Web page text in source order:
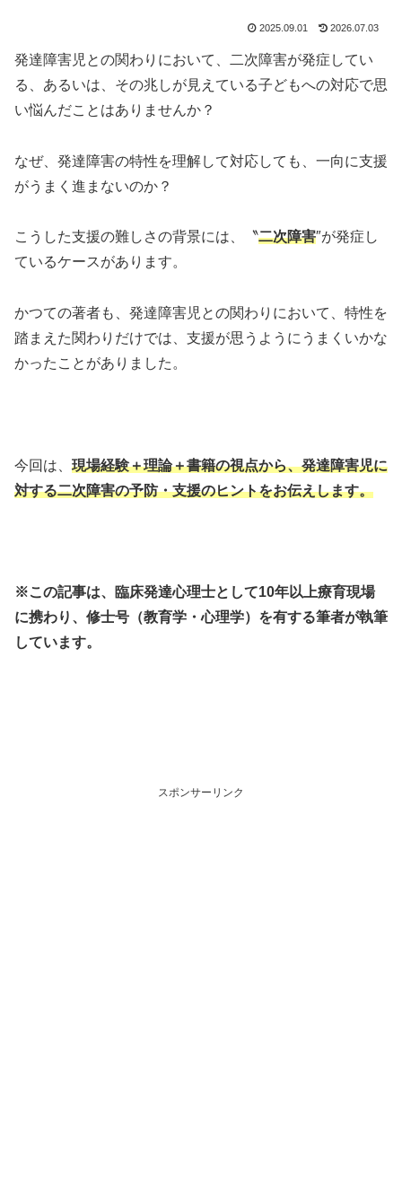
2025.09.01 2026.07.03
発達障害児との関わりにおいて、二次障害が発症してい
る、あるいは、その兆しが見えている子どもへの対応で思
い悩んだことはありませんか？
なぜ、発達障害の特性を理解して対応しても、一向に支援
がうまく進まないのか？
こうした支援の難しさの背景には、〝二次障害″が発症し
ているケースがあります。
かつての著者も、発達障害児との関わりにおいて、特性を
踏まえた関わりだけでは、支援が思うようにうまくいかな
かったことがありました。
今回は、 現場経験＋理論＋書籍の視点から、発達障害児に
対する二次障害の予防・支援のヒントをお伝えします。
※この記事は、臨床発達心理士として10年以上療育現場
に携わり、修士号（教育学・心理学）を有する筆者が執筆
しています。
スポンサーリンク